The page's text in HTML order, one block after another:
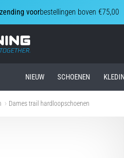
voorbestellingen boven €75,00
Top4Running.nl
NIEUW SCHOENEN
Dames trail hardloopschoenen